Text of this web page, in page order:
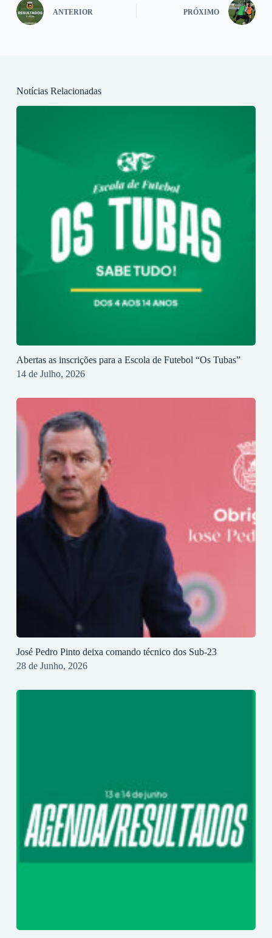
ANTERIOR PRÓXIMO
Notícias Relacionadas
Abertas as inscrições para a Escola de Futebol “Os Tubas”
14 de Julho, 2026
José Pedro Pinto deixa comando técnico dos Sub-23
28 de Junho, 2026